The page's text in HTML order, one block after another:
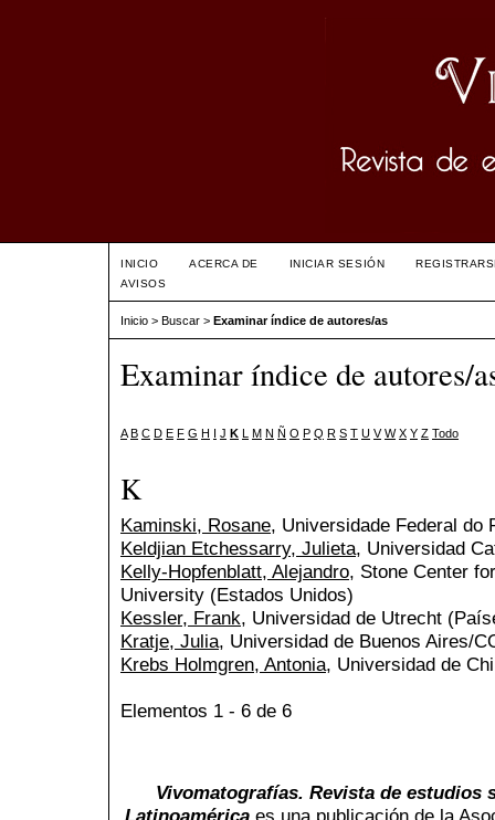
INICIO ACERCA DE INICIAR SESIÓN
AVISOS
Inicio > Buscar > Examinar índice de autores/as
Examinar índice de autores/
A B C D E F G H I J K L M N Ñ O P Q R S T U V W X Y Z Todo
K
Kaminski, Rosane, Universidade Federal do
Keldjian Etchessarry, Julieta, Universidad
Kelly-Hopfenblatt, Alejandro, Stone Center
University (Estados Unidos)
Kessler, Frank, Universidad de Utrecht
Kratje, Julia, Universidad de Buenos Aires/
Krebs Holmgren, Antonia, Universidad de
Elementos 1 - 6 de 6
Vivomatografías. Revista de estudios